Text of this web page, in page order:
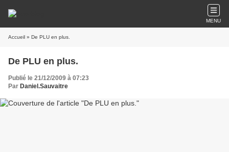
MENU
Accueil » De PLU en plus.
De PLU en plus.
Publié le 21/12/2009 à 07:23
Par Daniel.Sauvaitre